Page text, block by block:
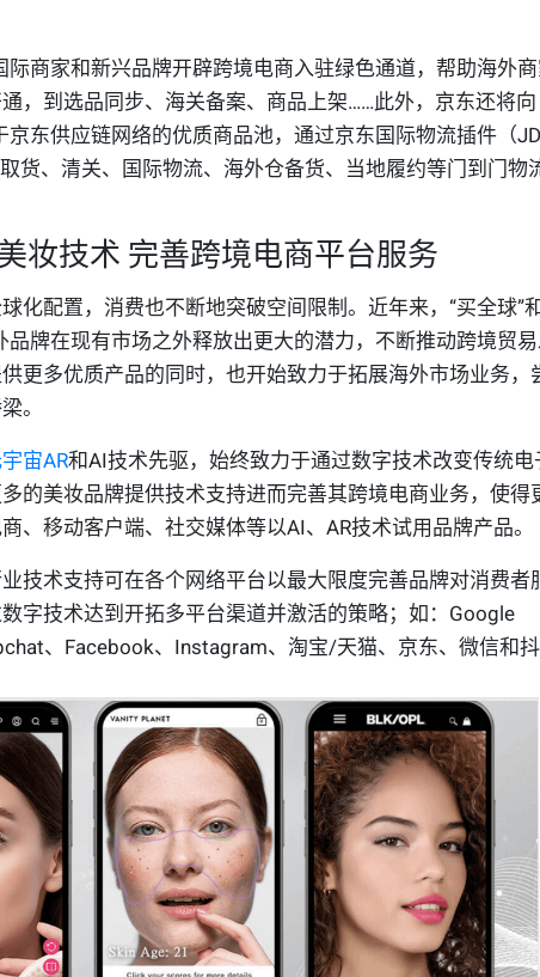
际商家和新兴品牌开辟跨境电商入驻绿色通道，帮助海外
，到选品同步、海关备案、商品上架……此外，京东还将向
东供应链网络的优质商品池，通过京东国际物流插件（JD
货、清关、国际物流、海外仓备货、当地履约等门到门物
妆技术 完善跨境电商平台服务
化配置，消费也不断地突破空间限制。 近年来，“买全球”
品牌在现有市场之外释放出更大的潜力，不断推动跨境贸
更多优质产品的同时，也开始致力于拓展海外市场业务，
。
宙AR和AI技术先驱 ，始终致力于通过数字技术改变传统电
的美妆品牌提供技术支持进而完善其跨境电商业务，使得
、 移动客户端、 社交媒体等以AI、AR技术试用 品牌产品。
技术支持可在各个网络平台以最大限度完善品牌对消费者
字技术达到开拓多平台渠道并激活的策略；如：Google
、Facebook、Instagram、淘宝/天猫、京东、微信和